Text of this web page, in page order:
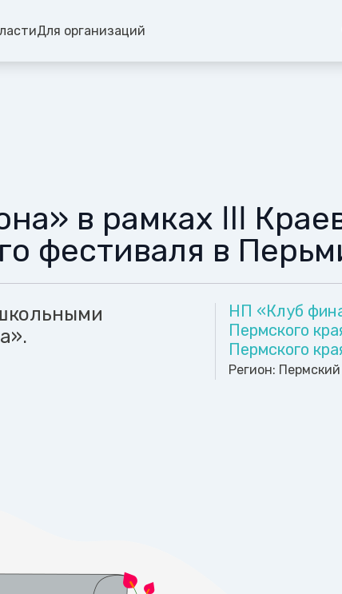
Для организаций
в рамках Ⅲ
фестиваля в
НП «Клуб
Пермского
Пермского
Регион: Пермский